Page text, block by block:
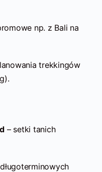
np. z Bali na
trekkingów
– setki tanich